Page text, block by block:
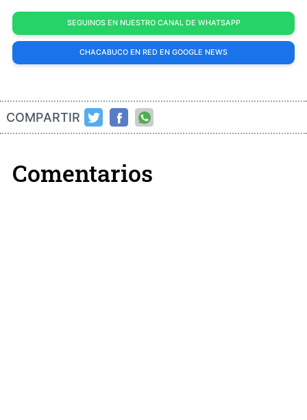
SEGUINOS EN NUESTRO CANAL DE WHATSAPP
CHACABUCO EN RED EN GOOGLE NEWS
COMPARTIR
Comentarios